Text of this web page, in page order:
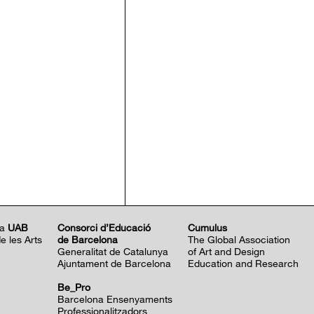
UAB
les Arts
Consorci d’Educació
de Barcelona
Generalitat de Catalunya
Ajuntament de Barcelona
Be _Pro
Barcelona Ensenyaments
Professionalitzadors
Cumulus
The Global Association
of Art and Design
Education and Research